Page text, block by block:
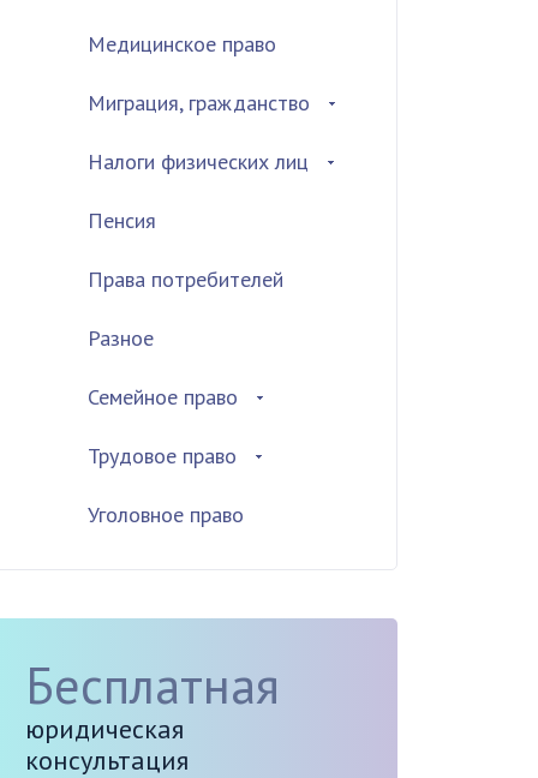
Медицинское право
Миграция, гражданство
Налоги физических лиц
Пенсия
Права потребителей
Разное
Семейное право
Трудовое право
Уголовное право
Бесплатная
юридическая
консультация